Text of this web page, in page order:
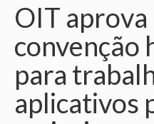
OIT aprova
convenção
para
aplicativos